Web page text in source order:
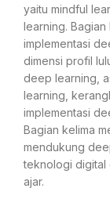
yaitu mindful
learning.
implementasi
dimensi profil
deep learning,
learning,
implementasi
Bagian kelima
mendukung
teknologi digital
ajar.